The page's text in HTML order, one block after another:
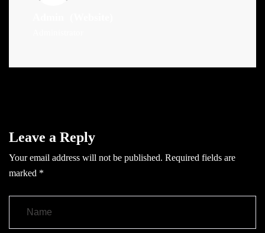
Leave a Reply
Your email address will not be published. Required fields are
marked *